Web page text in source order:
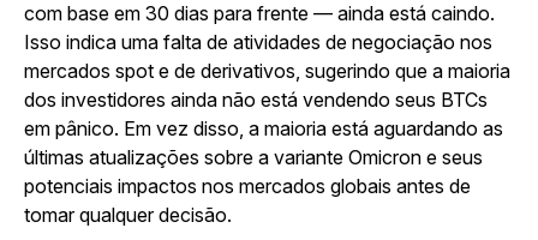
com base em 30 dias para frente — ainda está caindo.
Isso indica uma falta de atividades de negociação nos
mercados spot e de derivativos, sugerindo que a maioria
dos investidores ainda não está vendendo seus BTCs
em pânico. Em vez disso, a maioria está aguardando as
últimas atualizações sobre a variante Omicron e seus
potenciais impactos nos mercados globais antes de
tomar qualquer decisão.